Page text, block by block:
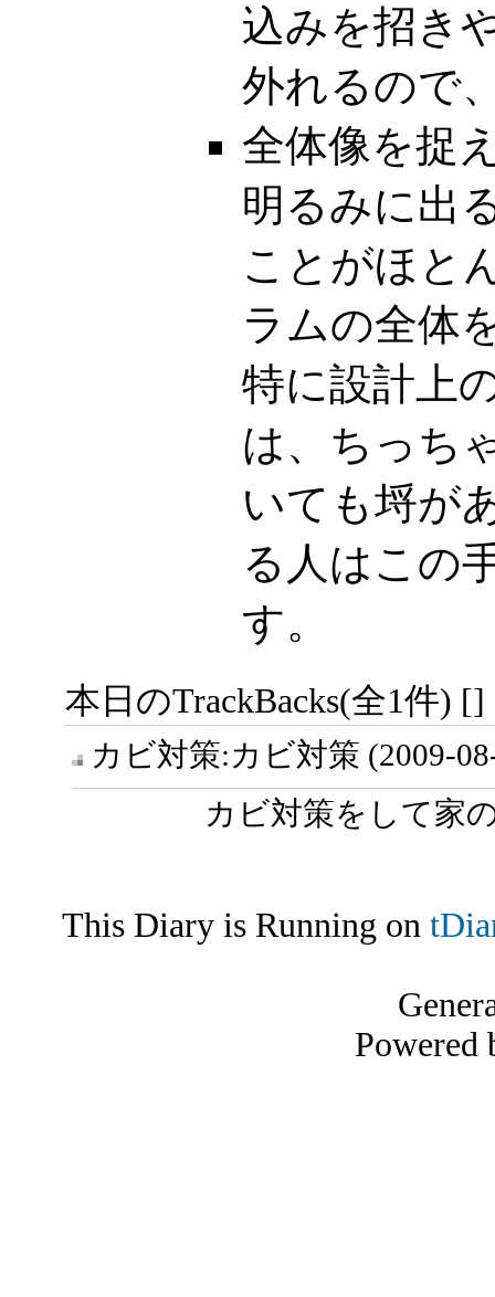
込みを招き
外れるので
全体像を捉
明るみに出
ことがほと
ラムの全体
特に設計上
は、ちっち
いても埒が
る人はこの
す。
本日のTrackBacks(全1件) []
カビ対策:カビ対策 (2009-
カビ対策をして家
This Diary is Running on
Powered